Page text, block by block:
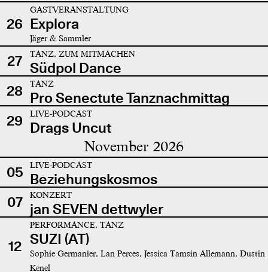
26
GASTVERANSTALTUNG
Explora
Jäger & Sammler
27 TANZ, ZUM MITMACHEN
Südpol Dance
28
TANZ
Pro Senectute Tanznachmittag
29
LIVE-PODCAST
Drags Uncut
November 2026
05 LIVE-PODCAST
Beziehungskosmos
07
KONZERT
jan SEVEN dettwyler
12
PERFORMANCE, TANZ
SUZI (AT)
Sophie Germanier, Lan Perces, Jessica Tamsin Allemann, Dustin
Kenel